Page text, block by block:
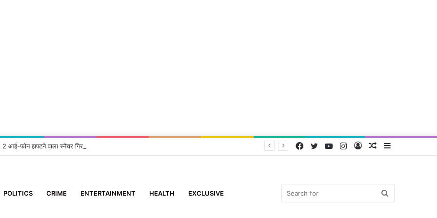
आई-फोन झपटने वाला स्नैचर गिरफ्तार
Random
Log
Instagram
YouTube
Twitter
Facebook
POLITICS CRIME ENTERTAINMENT HEALTH EXCLUSIVE